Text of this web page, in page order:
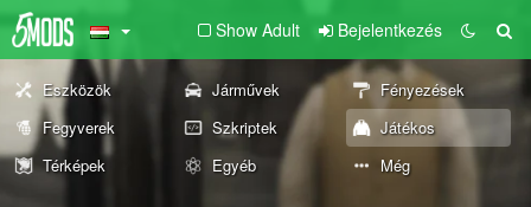
Show Adult Bejelentkezés
Eszközök Járművek
Fényezések
Fegyverek
Szkriptek
Játékos
Térképek
Egyéb Még